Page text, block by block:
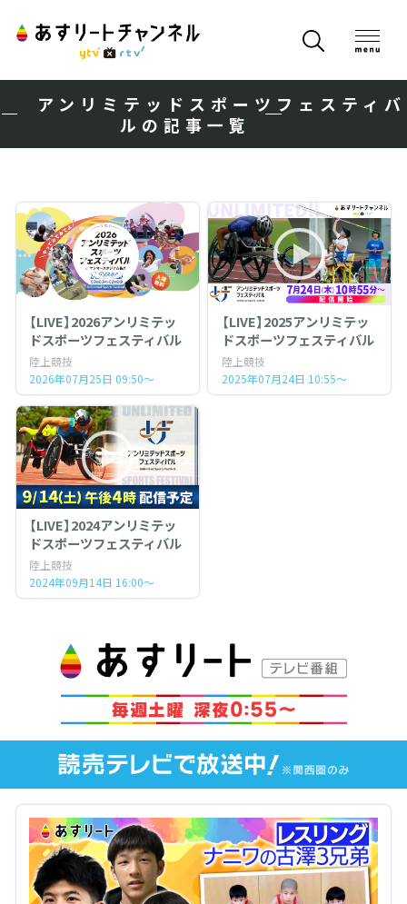
アンリミテッドスポーツフェスティバ
ルの記事一覧
【LIVE】2026アンリミテッ
ドスポーツフェスティバル
陸上競技
2026年07月25日 09:50～
【LIVE】2025アンリミテッ
ドスポーツフェスティバル
陸上競技
2025年07月24日 10:55～
【LIVE】2024アンリミテッ
ドスポーツフェスティバル
陸上競技
2024年09月14日 16:00～